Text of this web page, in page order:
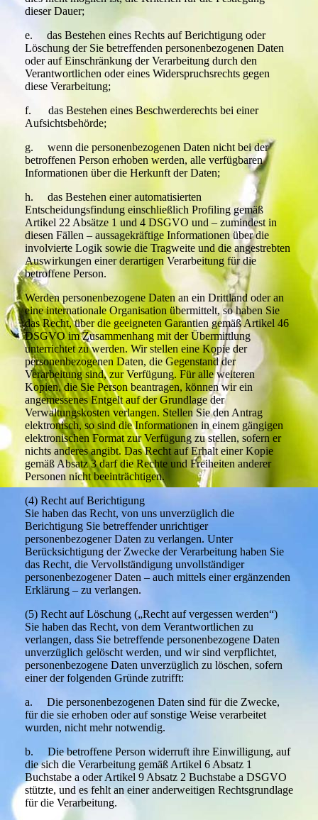
dieser Dauer;
e. das Bestehen eines Rechts auf Berichtigung oder
Löschung der Sie betreffenden personenbezogenen Daten
oder auf Einschränkung der Verarbeitung durch den
Verantwortlichen oder eines Widerspruchsrechts gegen
diese Verarbeitung;
f. das Bestehen eines Beschwerderechts bei einer
Aufsichtsbehörde;
g. wenn die personenbezogenen Daten nicht bei der
betroffenen Person erhoben werden, alle verfügbaren
Informationen über die Herkunft der Daten;
h. das Bestehen einer automatisierten
Entscheidungsfindung einschließlich Profiling gemäß
Artikel 22 Absätze 1 und 4 DSGVO und – zumindest in
diesen Fällen – aussagekräftige Informationen über die
involvierte Logik sowie die Tragweite und die angestrebten
Auswirkungen einer derartigen Verarbeitung für die
betroffene Person.
Werden personenbezogene Daten an ein Drittland oder an
eine internationale Organisation übermittelt, so haben Sie
das Recht, über die geeigneten Garantien gemäß Artikel 46
DSGVO im Zusammenhang mit der Übermittlung
unterrichtet zu werden. Wir stellen eine Kopie der
personenbezogenen Daten, die Gegenstand der
Verarbeitung sind, zur Verfügung. Für alle weiteren
Kopien, die Sie Person beantragen, können wir ein
angemessenes Entgelt auf der Grundlage der
Verwaltungskosten verlangen. Stellen Sie den Antrag
elektronisch, so sind die Informationen in einem gängigen
elektronischen Format zur Verfügung zu stellen, sofern er
nichts anderes angibt. Das Recht auf Erhalt einer Kopie
gemäß Absatz 3 darf die Rechte und Freiheiten anderer
Personen nicht beeinträchtigen.
(4) Recht auf Berichtigung
Sie haben das Recht, von uns unverzüglich die
Berichtigung Sie betreffender unrichtiger
personenbezogener Daten zu verlangen. Unter
Berücksichtigung der Zwecke der Verarbeitung haben Sie
das Recht, die Vervollständigung unvollständiger
personenbezogener Daten – auch mittels einer ergänzenden
Erklärung – zu verlangen.
(5) Recht auf Löschung („Recht auf vergessen werden“)
Sie haben das Recht, von dem Verantwortlichen zu
verlangen, dass Sie betreffende personenbezogene Daten
unverzüglich gelöscht werden, und wir sind verpflichtet,
personenbezogene Daten unverzüglich zu löschen, sofern
einer der folgenden Gründe zutrifft:
a. Die personenbezogenen Daten sind für die Zwecke,
für die sie erhoben oder auf sonstige Weise verarbeitet
wurden, nicht mehr notwendig.
b. Die betroffene Person widerruft ihre Einwilligung, auf
die sich die Verarbeitung gemäß Artikel 6 Absatz 1
Buchstabe a oder Artikel 9 Absatz 2 Buchstabe a DSGVO
stützte, und es fehlt an einer anderweitigen Rechtsgrundlage
für die Verarbeitung.